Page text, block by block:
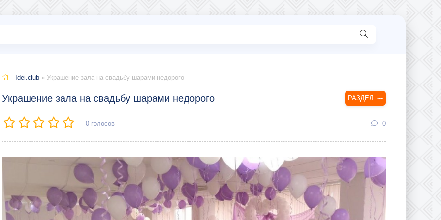
Idei.club » Украшение зала на свадьбу шарами недорого
Украшение зала на свадьбу шарами недорого ---
0 голосов 0